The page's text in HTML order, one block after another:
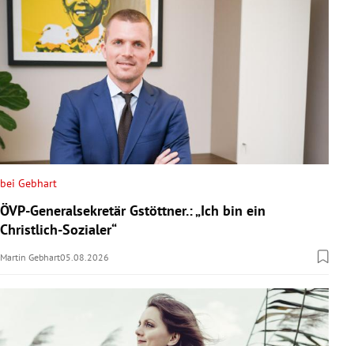
bei Gebhart
ÖVP-Generalsekretär Gstöttner.: „Ich bin ein
Christlich-Sozialer“
Martin Gebhart05.08.2026